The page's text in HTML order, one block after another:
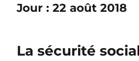
Jour :22 août 2018
La sécurité